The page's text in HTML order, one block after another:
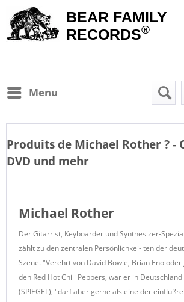
BEAR FAMILY
RECORDS®
Menu
Produits de Michael Rother? -
DVD und mehr
Michael Rother
Der Gitarrist, Keyboarder und Synthesizer-
zählt zu den zentralen Persönlichkei- ten der
Szene. "Verehrt von David Bowie, Brian Eno oder
den Red Hot Chili Peppers, war er in
(SPIEGEL), "darf aber gerne als eine der